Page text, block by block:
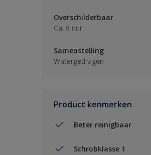
Overschilderbaar
Ca. 6 uur
Samenstelling
Watergedragen
Product kenmerken
Beter reinigbaar
Schrobklasse 1